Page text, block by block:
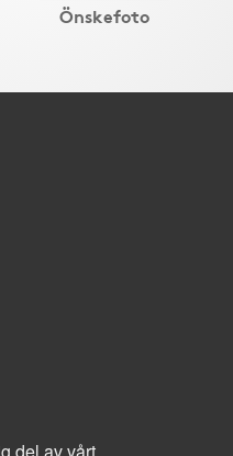
Önskefoto